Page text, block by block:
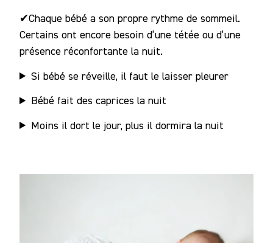
✔Chaque bébé a son propre rythme de sommeil.
Certains ont encore besoin d’une tétée ou d’une
présence réconfortante la nuit.
Si bébé se réveille, il faut le laisser pleurer
Bébé fait des caprices la nuit
Moins il dort le jour, plus il dormira la nuit